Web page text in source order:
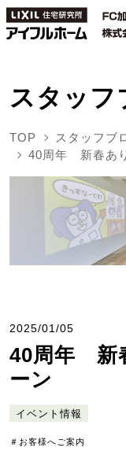
スタッフ
TOP
スタッフブ
40周年 新春あ
2025/01/05
40周年 新
ーン
イベント情報
＃お客様へご案内